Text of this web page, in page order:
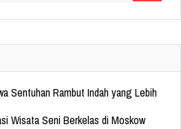
Sentuhan Rambut Indah yang Lebih
Wisata Seni Berkelas di Moskow